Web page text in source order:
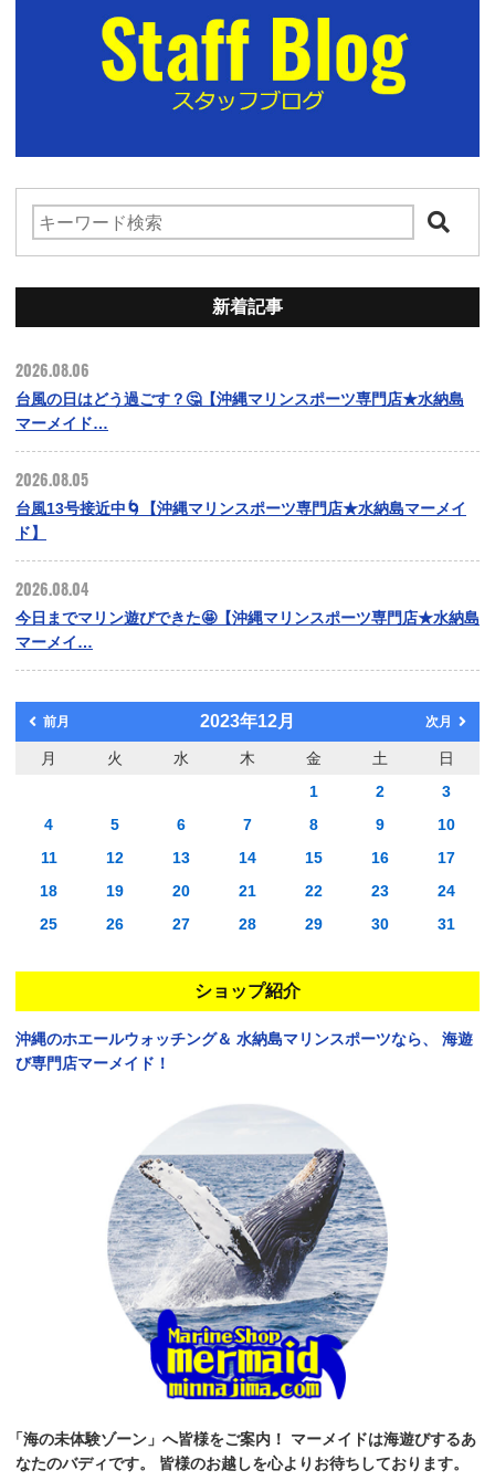
新着記事
2026.08.06
台風の日はどう過ごす？🤔【沖縄マリンスポーツ専門店★水納島
マーメイド…
2026.08.05
台風13号接近中🌀【沖縄マリンスポーツ専門店★水納島マーメイ
ド】
2026.08.04
今日までマリン遊びできた🤩【沖縄マリンスポーツ専門店★水納島
マーメイ…
前月 2023年12月 次月
月 火 水 木 金 土
日
1
2
3
4
5 6 7 8 9
10
11
12 13 14 15 16
17
18
19 20 21 22 23
24
25
26 27 28 29 30 31
ショップ紹介
沖縄のホエールウォッチング＆ 水納島マリンスポーツなら、
海遊
び専門店マーメイド！
「海の未体験ゾーン」へ皆様をご案内！
マーメイドは海遊びするあ
なたのバディです。
皆様のお越しを心よりお待ちしております。